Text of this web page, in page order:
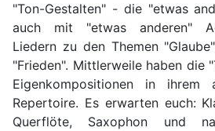
"Ton-Gestalten" - die "etwas
auch mit "etwas anderen"
Liedern zu den Themen
"Frieden". Mittlerweile haben die
Eigenkompositionen in ihrem
Repertoire. Es erwarten euch:
Querflöte, Saxophon und